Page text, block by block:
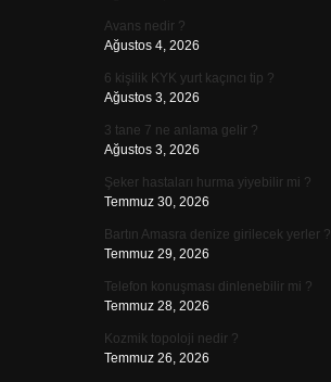
Avans nedir ?
Ağustos 4, 2026
6 kişilik KYK yurt kaçıncı tip ?
Ağustos 3, 2026
3 tane 7 ne anlama gelir ?
Ağustos 3, 2026
Şeker hastaları hurma yiyebilir mi ?
Temmuz 30, 2026
Bartın Amasra denize girilecek yerler ?
Temmuz 29, 2026
Telefon konuşması dinlenebilir mi ?
Temmuz 28, 2026
Kozmik topoloji nedir ?
Temmuz 26, 2026